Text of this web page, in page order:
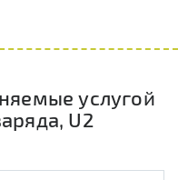
услугой
U2